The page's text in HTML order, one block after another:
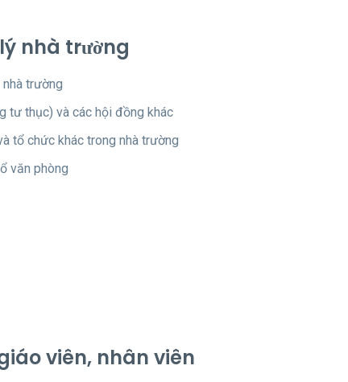
nhà trường
trường
tư thục) và các hội đồng khác
tổ chức khác trong nhà trường
văn phòng
viên, nhân viên